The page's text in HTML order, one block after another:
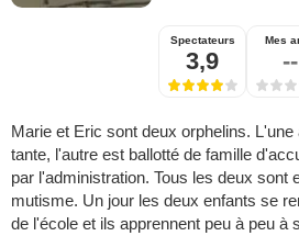
Spectateurs
3,9
Mes
--
Marie et Eric sont deux orphelins.
tante, l'autre est ballotté de famille
par l'administration. Tous les deux sont
mutisme. Un jour les deux enfants se
de l'école et ils apprennent peu à peu à